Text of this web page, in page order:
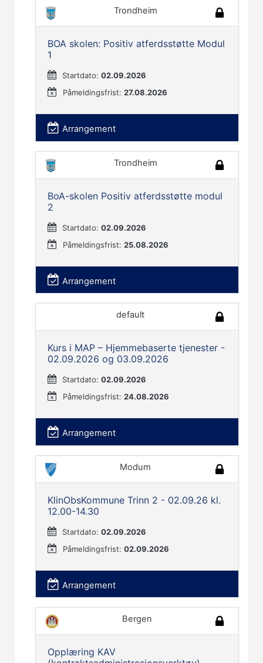
Trondheim
BOA skolen: Positiv atferdsstøtte Modul
1
Startdato:02.09.2026
Påmeldingsfrist:27.08.2026
Arrangement
Trondheim
BoA-skolen Positiv atferdsstøtte modul
2
Startdato:02.09.2026
Påmeldingsfrist:25.08.2026
Arrangement
default
Kurs i MAP – Hjemmebaserte tjenester -
02.09.2026 og 03.09.2026
Startdato:02.09.2026
Påmeldingsfrist:24.08.2026
Arrangement
Modum
KlinObsKommune Trinn 2 - 02.09.26 kl.
12.00-14.30
Startdato:02.09.2026
Påmeldingsfrist:02.09.2026
Arrangement
Bergen
Opplæring KAV